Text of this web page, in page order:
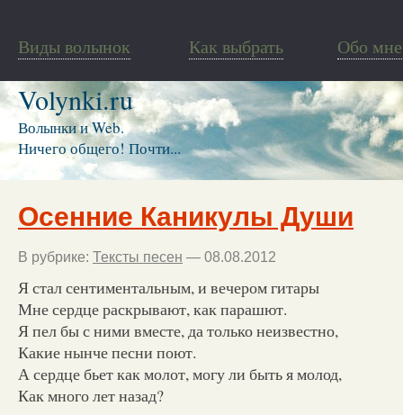
Виды волынок Как выбрать Обо мне
Volynki.ru
Волынки и Web.
Ничего общего! Почти...
Осенние Каникулы Души
В рубрике: Тексты песен — 08.08.2012
Я стал сентиментальным, и вечером гитары
Мне сердце раскрывают, как парашют.
Я пел бы с ними вместе, да только неизвестно,
Какие нынче песни поют.
А сердце бьет как молот, могу ли быть я молод,
Как много лет назад?